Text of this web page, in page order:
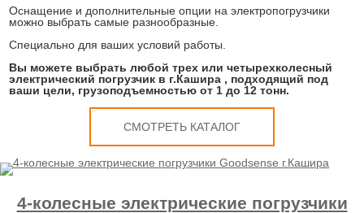
Оснащение и дополнительные опции на электропогрузчики
можно выбрать самые разнообразные.
Специально для ваших условий работы.
Вы можете выбрать любой трех или четырехколесный
электрический погрузчик в г.Кашира , подходящий под
ваши цели, грузоподъемностью от 1 до 12 тонн.
СМОТРЕТЬ КАТАЛОГ
4-колесные электрические погрузчики